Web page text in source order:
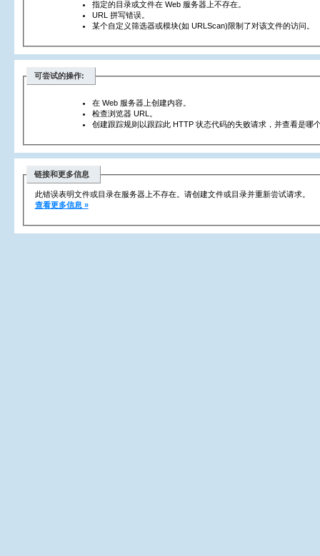
指定的目录或文件在 Web 服务器上不存在。
URL 拼写错误。
某个自定义筛选器或模块(如 URLScan)限制了对该文件的访问。
可尝试的操作:
在 Web 服务器上创建内容。
检查浏览器 URL。
创建跟踪规则以跟踪此 HTTP 状态代码的失败请求，并查看是哪
链接和更多信息
此错误表明文件或目录在服务器上不存在。请创建文件或目录并重新尝试请求。
查看更多信息 »